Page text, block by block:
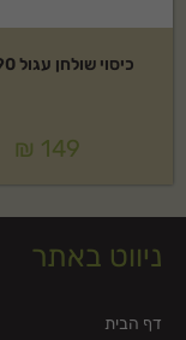
כיסוי שולחן עגול 90 ס"מ
₪ 149
ניווט באתר
דף הבית